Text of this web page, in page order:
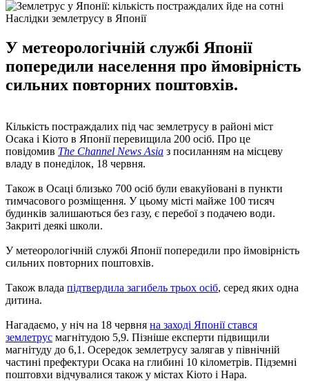
Наслідки землетрусу в Японії
У метеорологічній службі Японії
попередили населення про ймовірність
сильних повторних поштовхів.
Кількість постраждалих під час землетрусу в районі міст
Осака і Кіото в Японії перевищила 200 осіб. Про це
повідомив The Channel News Asia з посиланням на місцеву
владу в понеділок, 18 червня.
Також в Осаці близько 700 осіб були евакуйовані в пункти
тимчасового розміщення. У цьому місті майже 100 тисяч
будинків залишаються без газу, є перебої з подачею води.
Закриті деякі школи.
У метеорологічній службі Японії попередили про ймовірність
сильних повторних поштовхів.
Також влада підтвердила загибель трьох осіб, серед яких одна
дитина.
Нагадаємо, у ніч на 18 червня на заході Японії стався
землетрус магнітудою 5,9. Пізніше експерти підвищили
магнітуду до 6,1. Осередок землетрусу залягав у північній
частині префектури Осака на глибині 10 кілометрів. Підземні
поштовхи відчувалися також у містах Кіото і Нара.